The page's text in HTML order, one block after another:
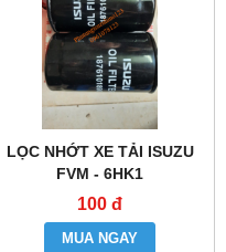
LỌC NHỚT XE TẢI ISUZU
FVM - 6HK1
100 đ
MUA NGAY